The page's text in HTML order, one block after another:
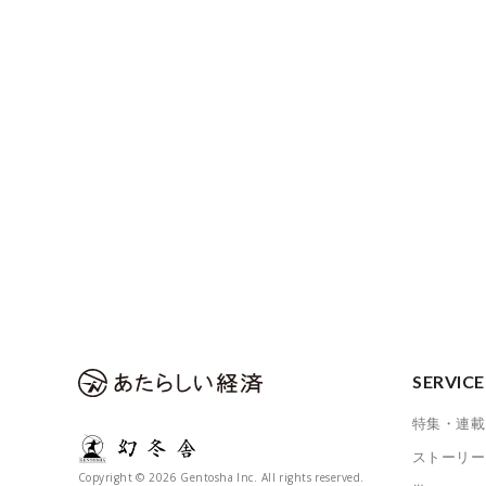
Copyright © 2026 Gentosha Inc. All rights reserved.
SERVICE
特集・連載
ストーリー